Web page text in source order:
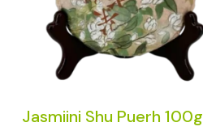
Jasmiini Shu Puerh 100g